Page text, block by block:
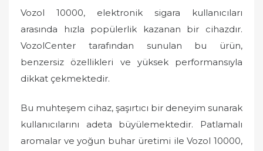
o
n
Vozol 10000, elektronik sigara kullanıcıları
arasında hızla popülerlik kazanan bir cihazdır.
VozolCenter tarafından sunulan bu ürün,
benzersiz özellikleri ve yüksek performansıyla
dikkat çekmektedir.
Bu muhteşem cihaz, şaşırtıcı bir deneyim sunarak
kullanıcılarını adeta büyülemektedir. Patlamalı
aromalar ve yoğun buhar üretimi ile Vozol 10000,